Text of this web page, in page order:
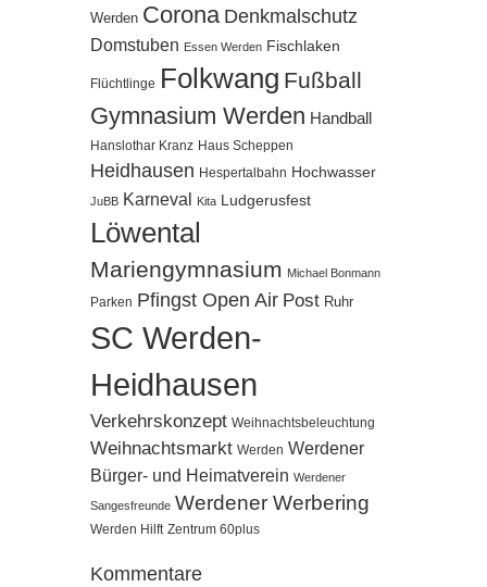
Werden Corona Denkmalschutz
Domstuben Essen Werden Fischlaken
Flüchtlinge Folkwang Fußball
Gymnasium Werden Handball
Hanslothar Kranz Haus Scheppen
Heidhausen Hespertalbahn Hochwasser
JuBB Karneval Kita Ludgerusfest
Löwental
Mariengymnasium Michael Bonmann
Parken Pfingst Open Air Post Ruhr
SC Werden-
Heidhausen
Verkehrskonzept Weihnachtsbeleuchtung
Weihnachtsmarkt Werden Werdener
Bürger- und Heimatverein Werdener
Sangesfreunde Werdener Werbering
Werden Hilft Zentrum 60plus
Kommentare